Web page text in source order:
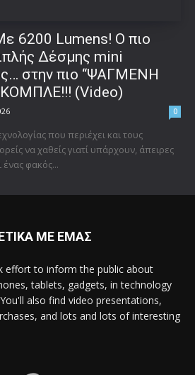
6200 Lumens! Ο πιο
Δέσμης mini
στην πιο “ΨΑΓΜΕΝΗ
(Video)
0
που περιέχει και τους
να χαθείς γιατί υπάρχουν, άπειρες
ένας φακός...
ΜΕ ΕΜΑΣ
effort to inform the public about
tablets, gadgets, in technology
also find video presentations,
and lots and lots of interesting